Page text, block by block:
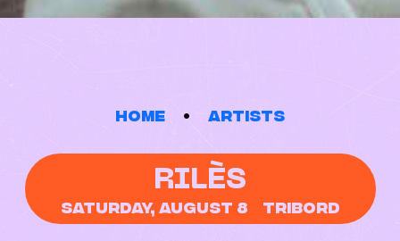
Home Artists
RILÈS
Saturday, August 8 Tribord